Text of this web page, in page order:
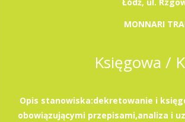
MONNARI
Księgowa /
Opis stanowiska:dekretowanie i
obowiązującymi przepisami,analiza i